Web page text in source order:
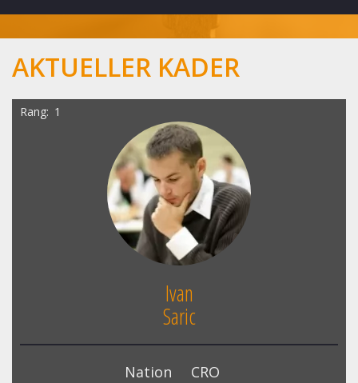
AKTUELLER KADER
Rang 1
Ivan
Saric
Nation
CRO